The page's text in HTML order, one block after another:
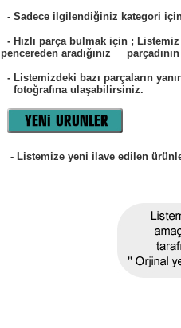
- Sadece ilgilendiğiniz kategori için
- Hızlı parça bulmak için ; Listemiz
pencereden aradığınız parçadının
- Listemizdeki bazı parçaların
fotoğrafına ulaşabilirsiniz.
- Listemize yeni ilave edilen